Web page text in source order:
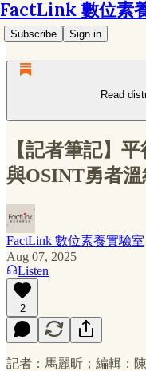
FactLink 數位素
Subscribe Sign in
Read
【記者筆記】
與OSINT勇者
FactLink 數位素養實驗室
Aug 07, 2025
Listen
2
記者：馬麗昕；編輯：